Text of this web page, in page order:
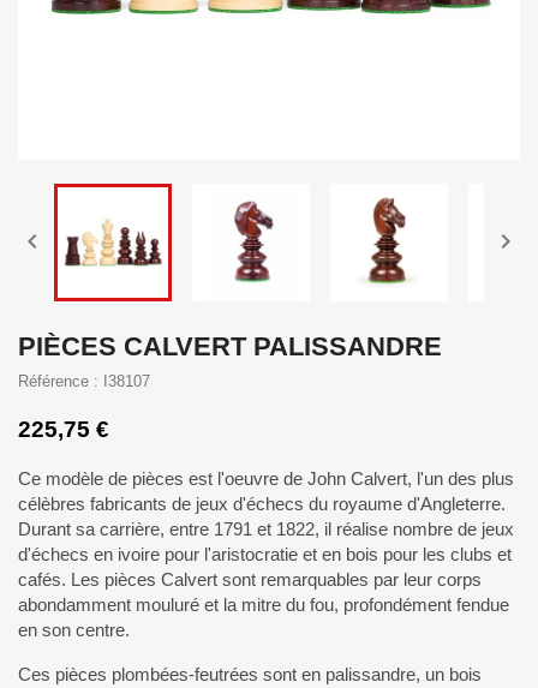
 
PIÈCES CALVERT PALISSANDRE
Référence : I38107
225,75 €
Ce modèle de pièces est l'oeuvre de John Calvert, l'un des plus
célèbres fabricants de jeux d'échecs du royaume d'Angleterre.
Durant sa carrière, entre 1791 et 1822, il réalise nombre de jeux
d'échecs en ivoire pour l'aristocratie et en bois pour les clubs et
cafés. Les pièces Calvert sont remarquables par leur corps
abondamment mouluré et la mitre du fou, profondément fendue
en son centre.
Ces pièces plombées-feutrées sont en palissandre, un bois